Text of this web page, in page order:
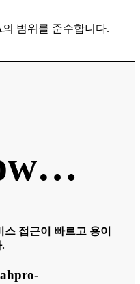
범위를 준수합니다.
접근이 빠르고 용이
.